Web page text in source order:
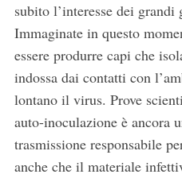
subito l’interesse dei
Immaginate in questo
essere produrre capi che
indossa dai contatti con
lontano il virus. Prove
auto-inoculazione è ancora
trasmissione responsabile
anche che il materiale